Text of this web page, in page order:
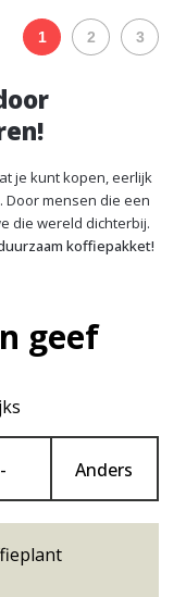
je kunt kopen, eerlijk
Door mensen die een
die wereld dichterbij.
koffiepakket!
1 2 3
geef
Anders